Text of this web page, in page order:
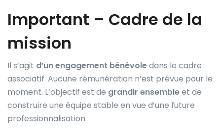
Important – Cadre de la
mission
Il s’agit d’un engagement bénévoledans le cadre
associatif. Aucune rémunération n’est prévue pour le
moment. L’objectif est de grandir ensembleet de
construire une équipe stable en vue d’une future
professionnalisation.